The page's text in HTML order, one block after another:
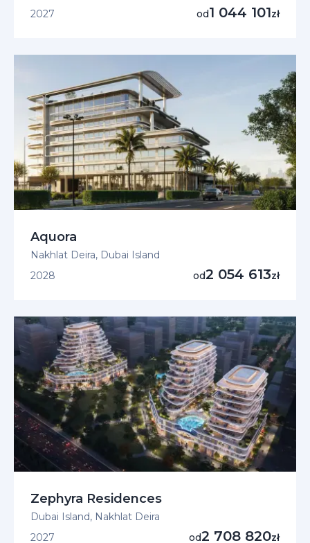
2027
od1 044 101zł
Aquora
Nakhlat Deira, Dubai Island
2028
od2 054 613zł
Zephyra Residences
Dubai Island, Nakhlat Deira
2027
od2 708 820zł